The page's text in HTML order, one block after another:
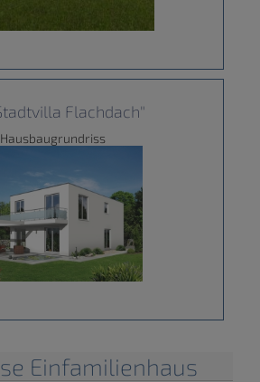
Flachdach"
Hausbaugrundriss
Einfamilienhaus